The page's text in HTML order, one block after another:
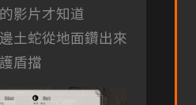
影片才知道
土蛇從地面鑽出來
盾擋